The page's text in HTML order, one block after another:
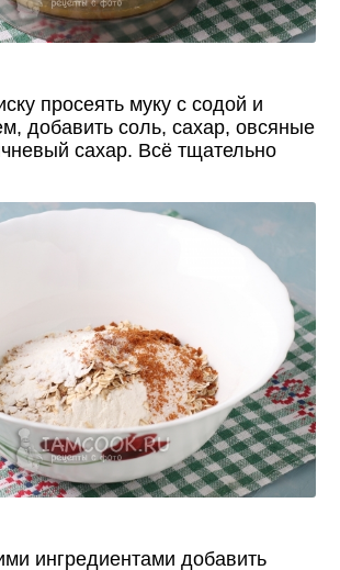
просеять муку с содой и
добавить соль, сахар, овсяные
сахар. Всё тщательно
ингредиентами добавить